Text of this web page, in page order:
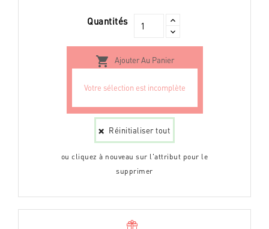
Quantités
 Ajouter Au Panier
Réinitialiser tout
ou cliquez à nouveau sur l'attribut pour le
supprimer